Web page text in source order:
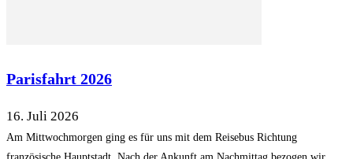
Parisfahrt 2026
16. Juli 2026
Am Mittwochmorgen ging es für uns mit dem Reisebus Richtung